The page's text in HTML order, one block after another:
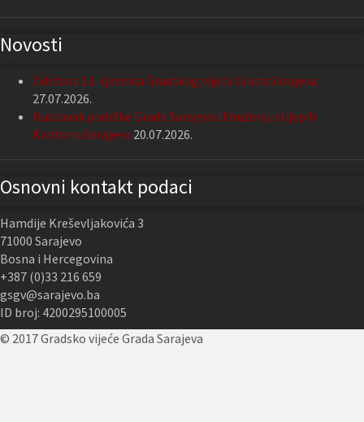
Novosti
Održana 13. sjednica Gradskog vijeća Grada Sarajeva
27.07.2026.
Nastavak podrške Grada Sarajeva Udruženju slijepih
Kantona Sarajevo 20.07.2026.
Osnovni kontakt podaci
Hamdije Kreševljakovića 3
71000 Sarajevo
Bosna i Hercegovina
+387 (0)33 216 659
gsgv@sarajevo.ba
ID broj: 4200295100005
© 2017 Gradsko vijeće Grada Sarajeva